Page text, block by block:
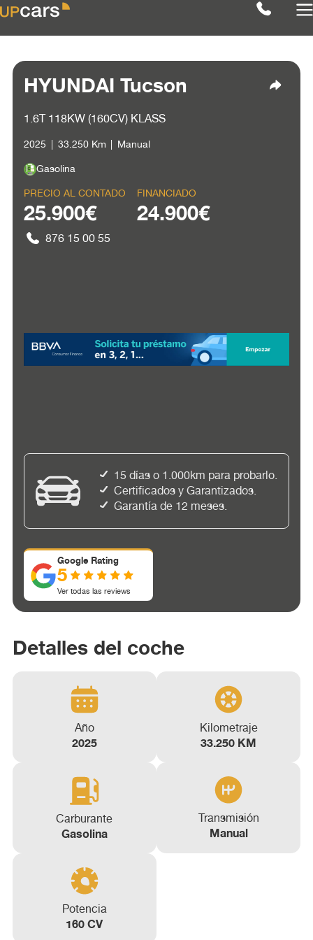
HYUNDAI Tucson
1.6T 118KW (160CV) KLASS
2025 33.250 Km Manual
Gasolina
PRECIO AL CONTADO
25.900€
876 15 00 55
FINANCIADO
24.900€
15 días o 1.000km para probarlo.
Certificados y Garantizados.
Garantía de 12 meses.
Google Rating
5
Ver todas las reviews
Detalles del coche
Año
2025
Kilometraje
33.250 KM
Carburante
Gasolina
Transmisión
Manual
Potencia
160 CV